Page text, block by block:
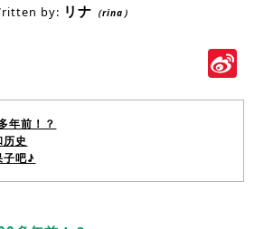
by: リナ （rina）
年前！？
史
子吧♪